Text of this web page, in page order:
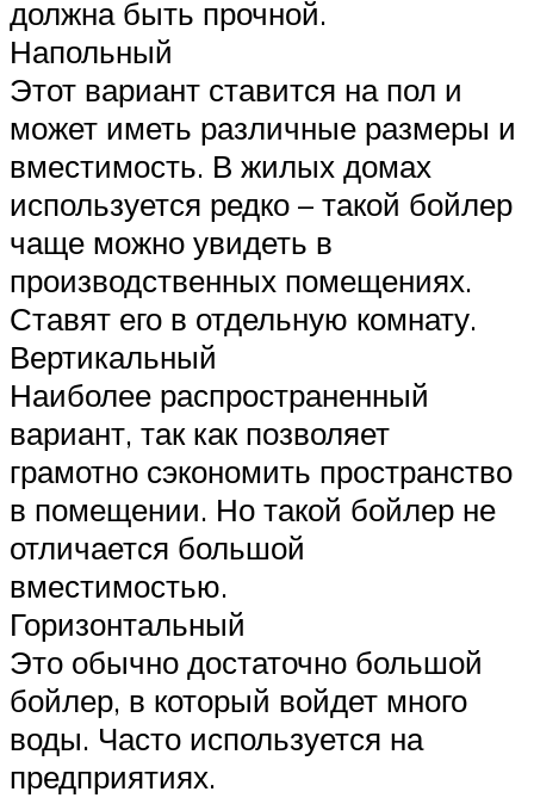
должна быть прочной.
Напольный
Этот вариант ставится на пол и
может иметь различные размеры и
вместимость. В жилых домах
используется редко – такой бойлер
чаще можно увидеть в
производственных помещениях.
Ставят его в отдельную комнату.
Вертикальный
Наиболее распространенный
вариант, так как позволяет
грамотно сэкономить пространство
в помещении. Но такой бойлер не
отличается большой
вместимостью.
Горизонтальный
Это обычно достаточно большой
бойлер, в который войдет много
воды. Часто используется на
предприятиях.